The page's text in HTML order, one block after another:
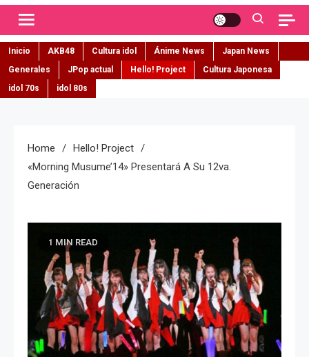
Inicio AKB48 Cultura idol Ánime News
Japan News
Generales
JPop actual Hello! Project
Cultura Japonesa
idol 70s
idol 80s
Home
Hello! Project
«Morning Musume’14» Presentará A Su 12va.
Generación
1 MIN READ